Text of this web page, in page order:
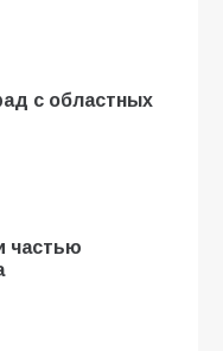
с областных
частью